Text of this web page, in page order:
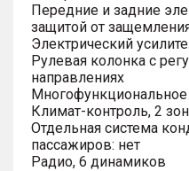
Передние и задние
защитой от
Электрический
Рулевая колонка с
направлениях
Климат-контроль, 2
Отдельная система
пассажиров: нет
Радио, 6 динамиков